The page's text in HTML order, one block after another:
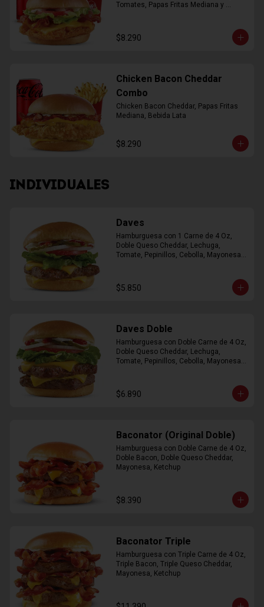
Tomates, Papas Fritas Mediana y
$8.290
Chicken Bacon Cheddar
Combo
Chicken Bacon Cheddar, Papas Fritas
Mediana, Bebida Lata
$8.290
INDIVIDUALES
Daves
Hamburguesa con 1 Carne de 4 Oz,
Doble Queso Cheddar, Lechuga,
Tomate, Pepinillos, Cebolla, Mayonesa,
$5.850
Daves Doble
Hamburguesa con Doble Carne de 4 Oz,
Doble Queso Cheddar, Lechuga,
Tomate, Pepinillos, Cebolla, Mayonesa,
$6.890
Baconator (Original Doble)
Hamburguesa con Doble Carne de 4 Oz,
Doble Bacon, Doble Queso Cheddar,
Mayonesa, Ketchup
$8.390
Baconator Triple
Hamburguesa con Triple Carne de 4 Oz,
Triple Bacon, Triple Queso Cheddar,
Mayonesa, Ketchup